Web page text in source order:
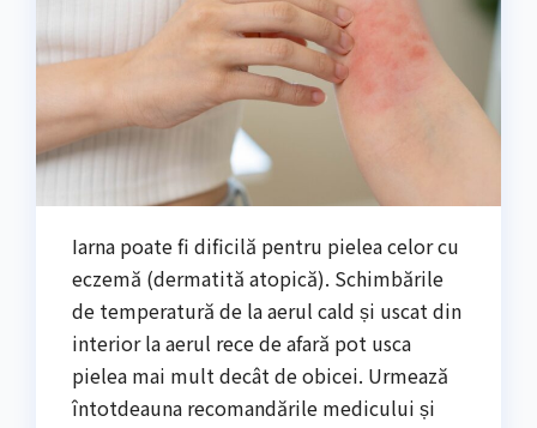
Iarna poate fi dificilă pentru pielea celor cu
eczemă (dermatită atopică). Schimbările
de temperatură de la aerul cald și uscat din
interior la aerul rece de afară pot usca
pielea mai mult decât de obicei. Urmează
întotdeauna recomandările medicului și